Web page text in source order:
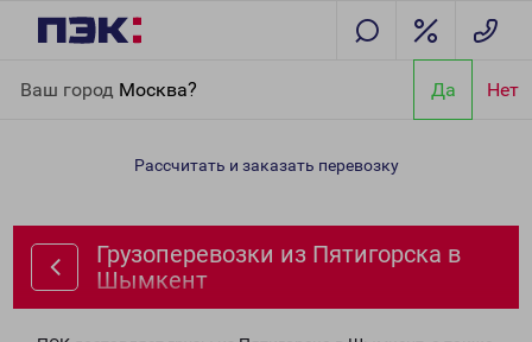
Ваш город Москва? Да Нет
Шымкент
Рассчитать и заказать перевозку
Грузоперевозки из Пятигорска в
Шымкент